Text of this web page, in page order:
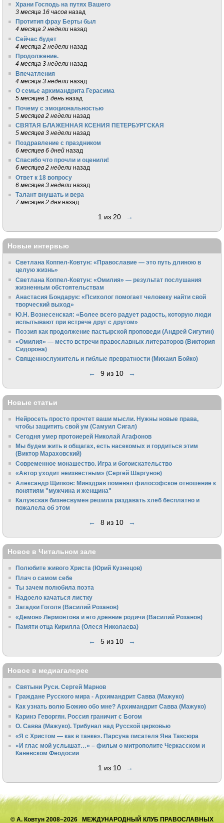
Храни Господь на путях Вашего
3 месяца 16 часов назад
Протитип фрау Берты был
4 месяца 2 недели назад
Сейчас будет
4 месяца 2 недели назад
Продолжение.
4 месяца 3 недели назад
Впечатления
4 месяца 3 недели назад
О семье архимандрита Герасима
5 месяцев 1 день назад
Почему с эмоциональностью
5 месяцев 2 недели назад
СВЯТАЯ БЛАЖЕННАЯ КСЕНИЯ ПЕТЕРБУРГСКАЯ
5 месяцев 3 недели назад
Поздравление с праздником
6 месяцев 6 дней назад
Спасибо что прочли и оценили!
6 месяцев 2 недели назад
Ответ к 18 вопросу
6 месяцев 3 недели назад
Талант внушать и вера
7 месяцев 2 дня назад
1 из 20 →
Новые интервью
Светлана Коппел-Ковтун: «Православие — это путь длиною в
целую жизнь»
Светлана Коппел-Ковтун: «Омилия» — результат послушания
жизненным обстоятельствам
Анастасия Бондарук: «Психолог помогает человеку найти свой
творческий выход»
Ю.Н. Вознесенская: «Более всего радует радость, которую люди
испытывают при встрече друг с другом»
Поэзия как продолжение пастырской проповеди (Андрей Сигутин)
«Омилия» — место встречи православных литераторов (Виктория
Сидорова)
Священнослужитель и гиблые превратности (Михаил Бойко)
← 9 из 10 →
Новые статьи
Нейросеть просто прочтет ваши мысли. Нужны новые права,
чтобы защитить свой ум (Самуил Сигал)
Сегодня умер протоиерей Николай Агафонов
Мы будем жить в общагах, есть насекомых и гордиться этим
(Виктор Мараховский)
Cовременное монашество. Игра и богоискательство
«Автор уходит неизвестным» (Сергей Шаргунов)
Александр Щипков: Минздрав поменял философское отношение к
понятиям "мужчина и женщина"
Калужская бизнесвумен решила раздавать хлеб бесплатно и
пожалела об этом
← 8 из 10 →
Новое в Читальном зале
Полюбите живого Христа (Юрий Кузнецов)
Плач о самом себе
Ты зачем полюбила поэта
Надоело качаться листку
Загадки Гоголя (Василий Розанов)
«Демон» Лермонтова и его древние родичи (Василий Розанов)
Памяти отца Кирилла (Олеся Николаева)
← 5 из 10 →
Новое в медиагалерее
Святыни Руси. Сергей Марнов
Граждане Русского мира - Архимандрит Савва (Мажуко)
Как узнать волю Божию обо мне? Архимандрит Савва (Мажуко)
Каринэ Геворгян. Россия граничит с Богом
О. Савва (Мажуко). Трибунал над Русской церковью
«Я с Христом — как в танке». Парсуна писателя Яна Таксюра
«И глас мой услышат…» – фильм о митрополите Черкасском и
Каневском Феодосии
1 из 10 →
© А. Ковтун 2008–2026 МЕЖДУНАРОДНЫЙ КЛУБ ПРАВОСЛАВНЫХ